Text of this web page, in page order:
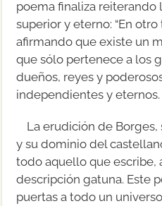
poema finaliza reiterando
superior y eterno: “En otro
afirmando que existe un
que sólo pertenece a los
dueños, reyes y
independientes y eternos.
La erudición de
y su dominio del
todo aquello que escribe,
descripción gatuna. Este
puertas a todo un